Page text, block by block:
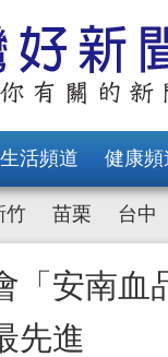
生活頻道 健康頻
竹 苗栗 台中
「安南
先進